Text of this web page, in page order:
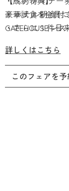
豪華試食を全員
・さらに１件目
・ホテル朝食付
GATEHOUSEレ
・国産牛&オマ
試食つきの特別
詳しくはこちら
このフェアを